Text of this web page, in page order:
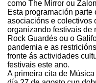
como The Mirror ou
Esta programación
asociacións e colectivos
organizando festivais de
Rock Guardés ou o
pandemia e as
fronte ás actividades
festivais este ano.
A primeira cita de